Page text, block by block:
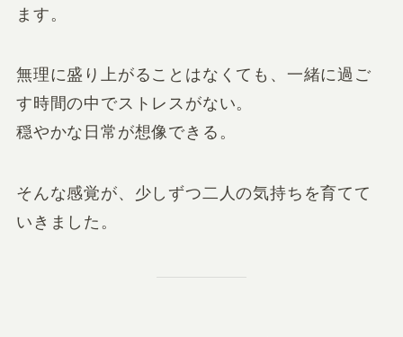
ます。
無理に盛り上がることはなくても、一緒に過ご
す時間の中でストレスがない。
穏やかな日常が想像できる。
そんな感覚が、少しずつ二人の気持ちを育てて
いきました。